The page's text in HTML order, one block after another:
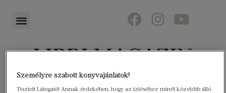
Könyvektől az olvasókig
Személyre szabott könyvajánlatok!
Tisztelt Látogató! Annak érdekében, hogy az ízléséhez minél közelebb álló